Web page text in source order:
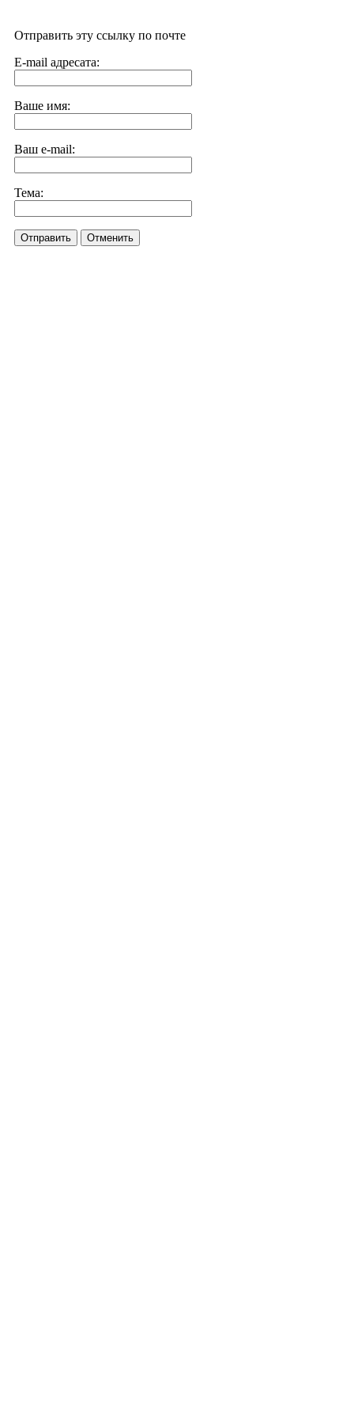
Отправить эту ссылку по почте
E-mail адресата:
Ваше имя:
Ваш e-mail:
Тема:
Отправить Отменить